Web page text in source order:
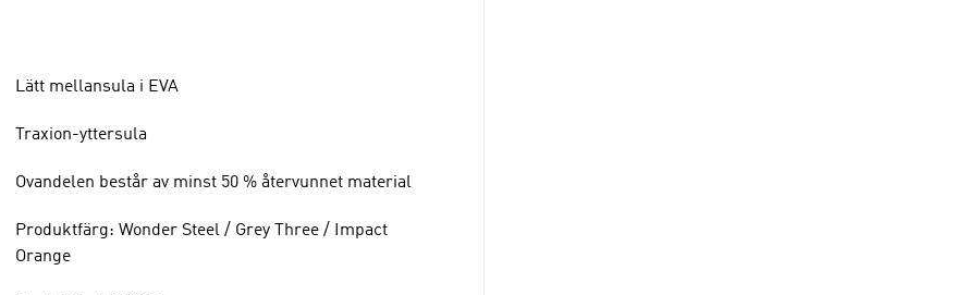
Lätt mellansula i EVA
Traxion-yttersula
Ovandelen består av minst 50 % återvunnet material
Produktfärg: Wonder Steel / Grey Three / Impact
Orange